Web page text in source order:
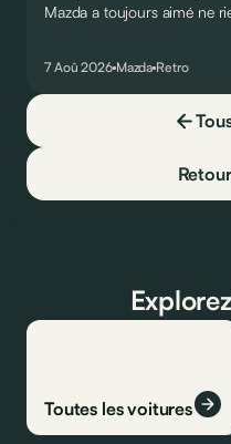
Mazda a toujours aimé ne
des manières…
7 Aoû 2026 Mazda Retro
Toutes les voitures